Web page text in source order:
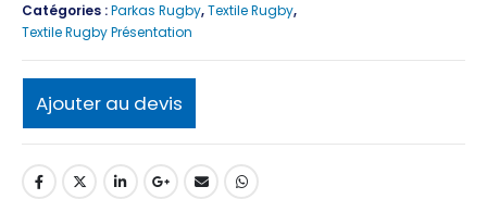
Catégories :Parkas Rugby,Textile Rugby,
Textile Rugby Présentation
Ajouter au devis